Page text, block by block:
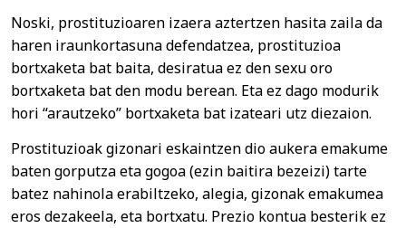
Noski, prostituzioaren izaera aztertzen hasita zaila da
haren iraunkortasuna defendatzea, prostituzioa
bortxaketa bat baita, desiratua ez den sexu oro
bortxaketa bat den modu berean. Eta ez dago modurik
hori “arautzeko” bortxaketa bat izateari utz diezaion.
Prostituzioak gizonari eskaintzen dio aukera emakume
baten gorputza eta gogoa (ezin baitira bezeizi) tarte
batez nahinola erabiltzeko, alegia, gizonak emakumea
eros dezakeela, eta bortxatu. Prezio kontua besterik ez